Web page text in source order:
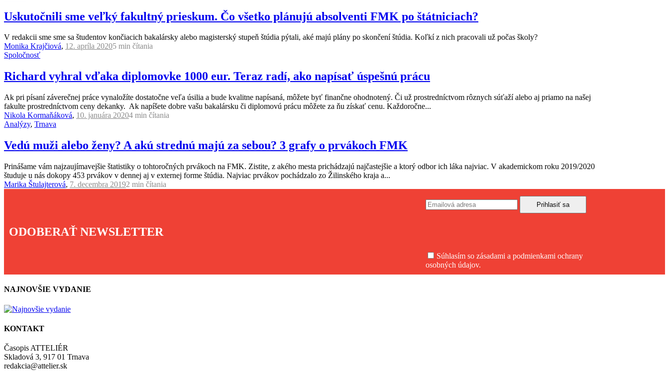
Uskutočnili sme veľký fakultný prieskum. Čo všetko plánujú absolventi FMK po štátniciach?
V redakcii sme sme sa študentov končiacich bakalársky alebo magisterský stupeň štúdia pýtali, aké majú plány po skončení štúdia. Koľkí z nich pracovali už počas školy?
Monika Krajčiová, 12. apríla 20205 min čítania
Spoločnosť
Richard vyhral vďaka diplomovke 1000 eur. Teraz radí, ako napísať úspešnú prácu
Ak pri písaní záverečnej práce vynaložíte dostatočne veľa úsilia a bude kvalitne napísaná, môžete byť finančne ohodnotený. Či už prostredníctvom rôznych súťaží alebo aj priamo na našej
fakulte prostredníctvom ceny dekanky. Ak napíšete dobre vašu bakalársku či diplomovú prácu môžete za ňu získať cenu. Každoročne...
Nikola Kormaňáková, 10. januára 20204 min čítania
Analýzy, Trnava
Vedú muži alebo ženy? A akú strednú majú za sebou? 3 grafy o prvákoch FMK
Prinášame vám najzaujímavejšie štatistiky o tohtoročných prvákoch na FMK. Zistite, z akého mesta prichádzajú najčastejšie a ktorý odbor ich láka najviac. V akademickom roku 2019/2020
študuje u nás dokopy 453 prvákov v dennej aj v externej forme štúdia. Najviac prvákov pochádzalo zo Žilinského kraja a...
Marika Štulajterová, 7. decembra 20192 min čítania
ODOBERAŤ NEWSLETTER
Súhlasím so zásadami a podmienkami ochrany
osobných údajov.
NAJNOVŠIE VYDANIE
KONTAKT
Časopis ATTELIÉR
Skladová 3, 917 01 Trnava
redakcia@attelier.sk